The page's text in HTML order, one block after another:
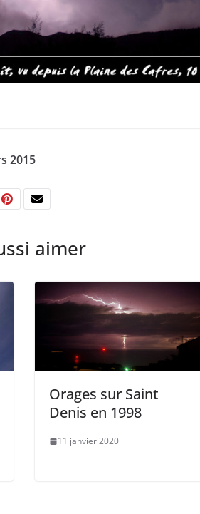
2015
aimer
Orages sur Saint
Denis en 1998
11 janvier 2020